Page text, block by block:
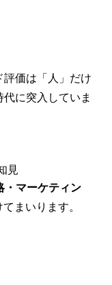
価は「人」だけ
に突入していま
見
・マーケティン
まいります。